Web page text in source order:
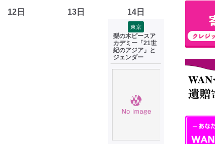
12日 13日 14日
東京
梨の木ピースア
カデミー「21世
紀のアジア」と
ジェンダー